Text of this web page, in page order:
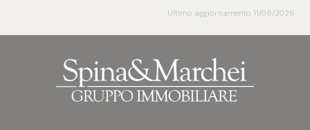
stanza, portoncino blindato d'ingresso, video
struttura antisismica.
Localizzato all'interno del complesso residenziale
Marina Living, posto nella servita zona di San Pio X
e non distante dalla spiaggia, in un contesto di
Ultimo aggiornamento 11/06/2026